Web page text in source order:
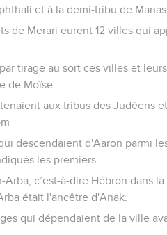
et à la demi-tribu de
de Merari eurent 12 villes qui
tirage au sort ces villes et
de Moïse.
aux tribus des Judéens
descendaient d'Aaron parmi
les premiers.
c’est-à-dire Hébron dans
était l'ancêtre d'Anak.
qui dépendaient de la ville